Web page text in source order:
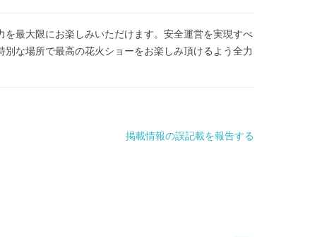
最大限にお楽しみいただけます。安全運営を実現すべ
な場所で最高の花火ショーをお楽しみ頂けるよう全力
掲載情報の誤記載を報告する